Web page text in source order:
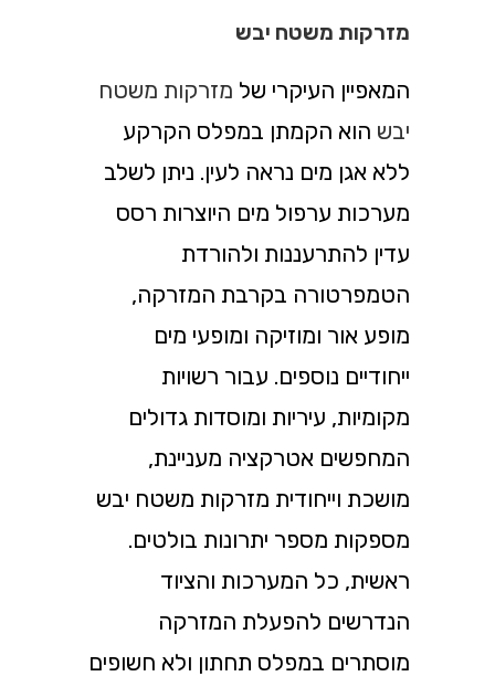
מזרקות משטח יבש
המאפיין העיקרי של מזרקות משטח
יבש הוא הקמתן במפלס הקרקע
ללא אגן מים נראה לעין. ניתן לשלב
מערכות ערפול מים היוצרות רסס
עדין להתרעננות ולהורדת
הטמפרטורה בקרבת המזרקה,
מופע אור ומוזיקה ומופעי מים
ייחודיים נוספים. עבור רשויות
מקומיות, עיריות ומוסדות גדולים
המחפשים אטרקציה מעניינת,
מושכת וייחודית מזרקות משטח יבש
מספקות מספר יתרונות בולטים.
ראשית, כל המערכות והציוד
הנדרשים להפעלת המזרקה
מוסתרים במפלס תחתון ולא חשופים